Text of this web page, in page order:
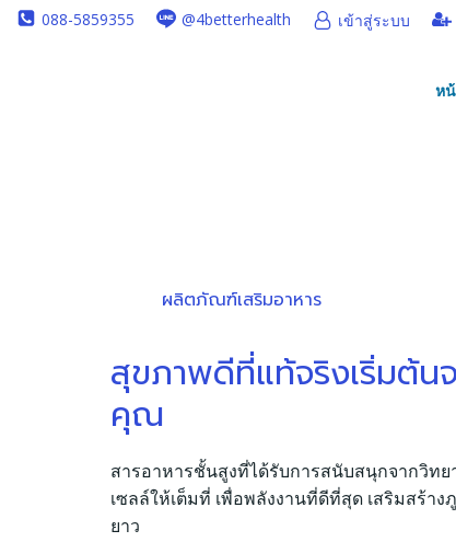
Skip 088-5859355 @4betterhealth เข้าสู่ระบบ
ห
ผลิตภัณฑ์เสริมอาหาร
สุขภาพดีที่แท้จริงเริ่มต้น
คุณ
สารอาหารชั้นสูงที่ได้รับการสนับสนุกจากวิท
เซลล์ให้เต็มที่ เพื่อพลังงานที่ดีที่สุด เสริมสร้า
ยาว